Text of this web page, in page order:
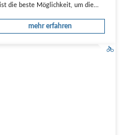
die beste Möglichkeit, um die…
mehr erfahren